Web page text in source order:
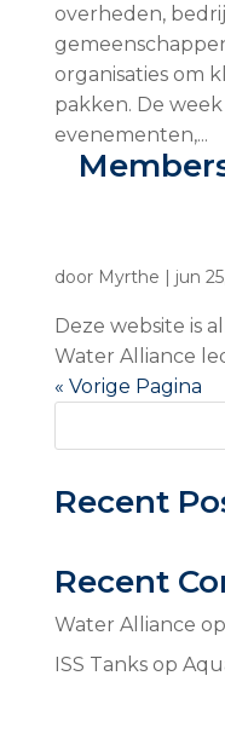
overheden,
organisaties om
pakken. De
evenementen,...
door Myrthe | jun
Deze website is
Water Alliance
« Vorige Pagina
Recent
Recent
Water Alliance op
ISS Tanksop